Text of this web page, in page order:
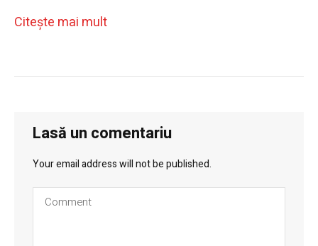
Citeşte mai mult
Lasă un comentariu
Your email address will not be published.